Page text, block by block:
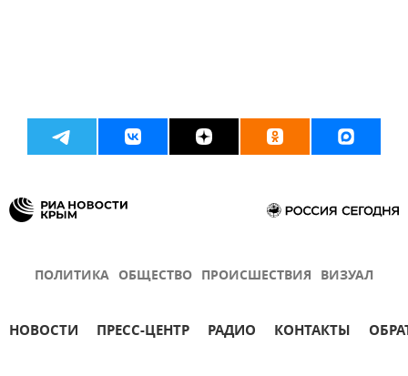
ПОЛИТИКА ОБЩЕСТВО ПРОИСШЕСТВИЯ ВИЗУАЛ
НОВОСТИ ПРЕСС-ЦЕНТР РАДИО КОНТАКТЫ